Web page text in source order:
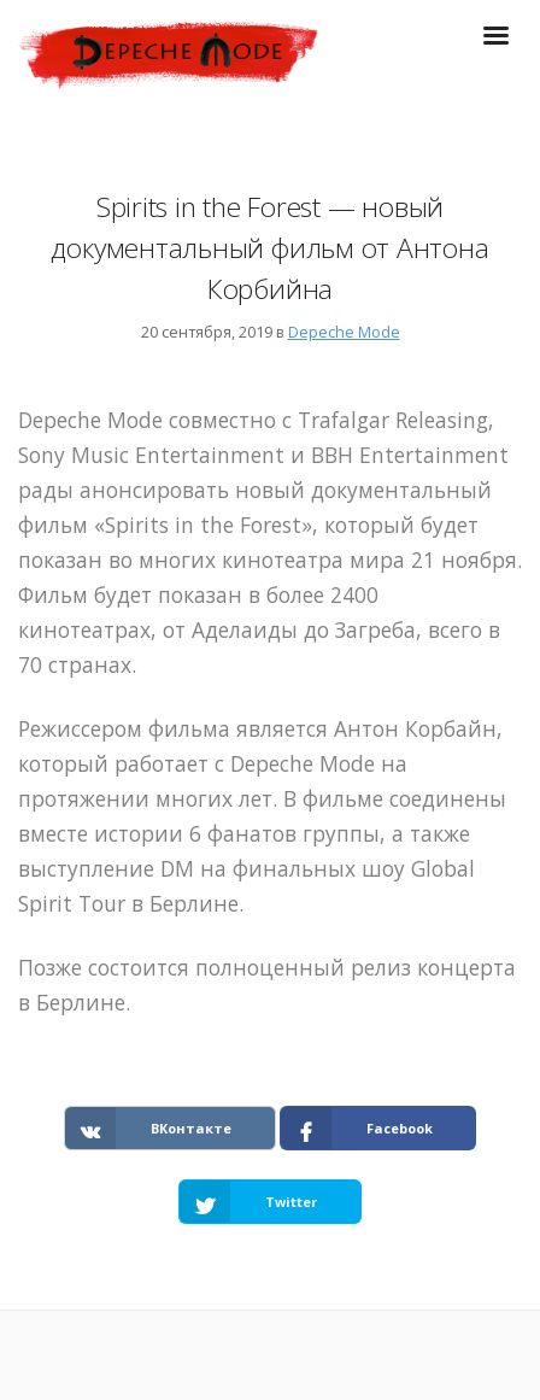
Spirits in the Forest — новый
документальный фильм от Антона
Корбийна
20 сентября, 2019 в Depeche Mode
Depeche Mode совместно с Trafalgar Releasing,
Sony Music Entertainment и BBH Entertainment
рады анонсировать новый документальный
фильм «Spirits in the Forest», который будет
показан во многих кинотеатра мира 21 ноября.
Фильм будет показан в более 2400
кинотеатрах, от Аделаиды до Загреба, всего в
70 странах.
Режиссером фильма является Антон Корбайн,
который работает с Depeche Mode на
протяжении многих лет. В фильме соединены
вместе истории 6 фанатов группы, а также
выступление DM на финальных шоу Global
Spirit Tour в Берлине.
Позже состоится полноценный релиз концерта
в Берлине.
ВКонтакте Facebook
Twitter